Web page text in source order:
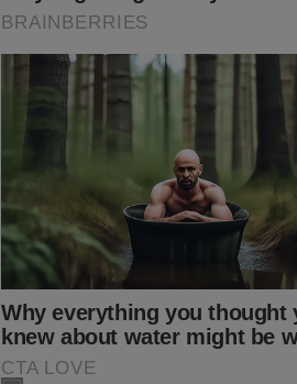
Moraes está visivelmente abalado.
possibilidade de sanções dos EUA.
Silêncio"
toda a perseguição contra
começaram no famigerado Inquérito
todos os relatos de censura, prisões e
esconder à todo custo. Mas, como
https://
pode-saber